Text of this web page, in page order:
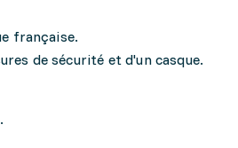
française.
de sécurité et d'un casque.